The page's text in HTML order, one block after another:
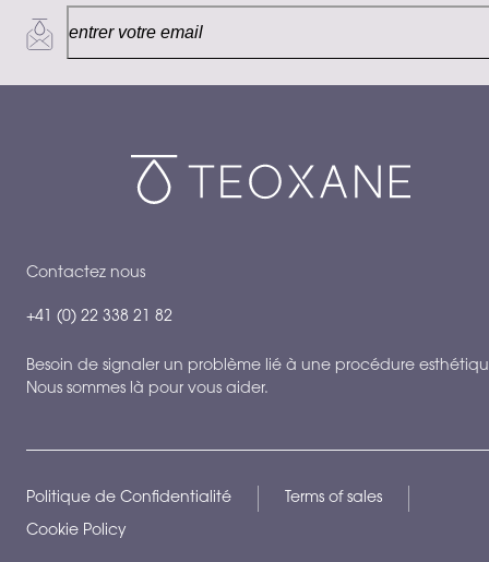
159.00 CHF
Contactez nous
+41 (0) 22 338 21 82
Besoin de signaler un problème lié à une procédure
Nous sommes là pour vous aider.
Politique de Confidentialité Terms of sales
Cookie Policy